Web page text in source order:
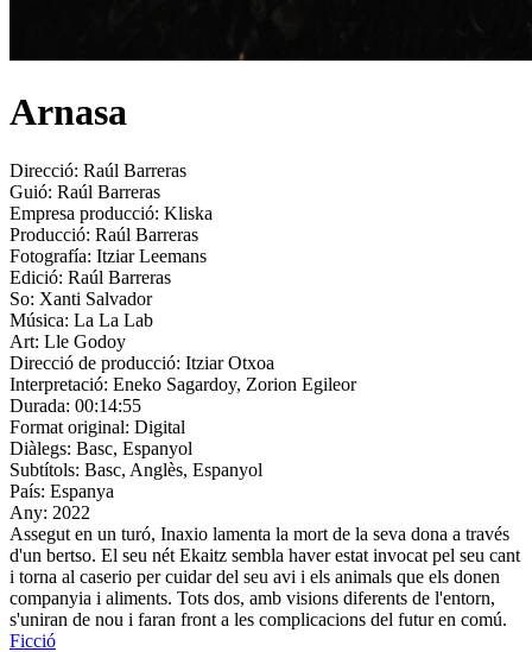
Arnasa
Direcció: Raúl Barreras
Guió: Raúl Barreras
Empresa producció: Kliska
Producció: Raúl Barreras
Fotografía: Itziar Leemans
Edició: Raúl Barreras
So: Xanti Salvador
Música: La La Lab
Art: Lle Godoy
Direcció de producció: Itziar Otxoa
Interpretació: Eneko Sagardoy, Zorion Egileor
Durada: 00:14:55
Format original: Digital
Diàlegs: Basc, Espanyol
Subtítols: Basc, Anglès, Espanyol
País: Espanya
Any: 2022
Assegut en un turó, Inaxio lamenta la mort de la seva dona a través
d'un bertso. El seu nét Ekaitz sembla haver estat invocat pel seu cant
i torna al caserio per cuidar del seu avi i els animals que els donen
companyia i aliments. Tots dos, amb visions diferents de l'entorn,
s'uniran de nou i faran front a les complicacions del futur en comú.
Ficció